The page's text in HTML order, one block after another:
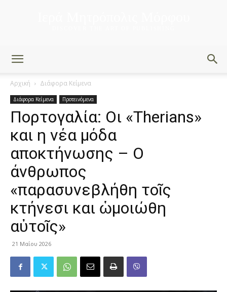
Αρχική Διάφορα Κείμενα
Διάφορα Κείμενα Προτεινόμενα
Πορτογαλία: Οι «Therians»
και η νέα μόδα
αποκτήνωσης – Ο
άνθρωπος
«παρασυνεβλήθη τοῖς
κτήνεσι και ὡμοιώθη
αὐτοῖς»
21 Μαΐου 2026